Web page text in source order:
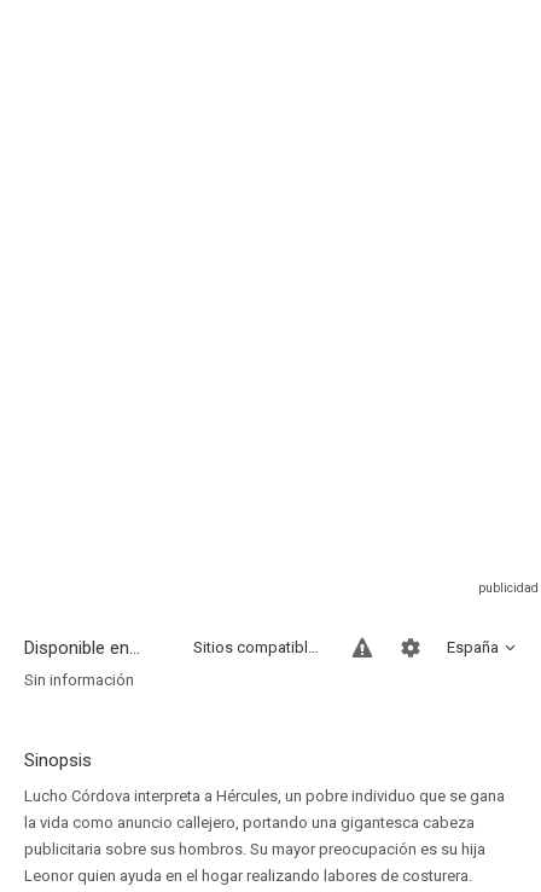
Disponible en... España
Sitios compatibles
Sin información
Sinopsis
Lucho Córdova interpreta a Hércules, un pobre individuo que se gana
la vida como anuncio callejero, portando una gigantesca cabeza
publicitaria sobre sus hombros. Su mayor preocupación es su hija
Leonor quien ayuda en el hogar realizando labores de costurera.